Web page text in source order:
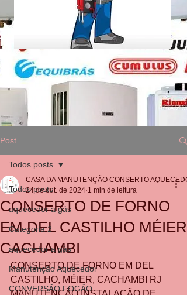
Post
Todos posts
aquecedor a gás
Categoria 2
aquecedor a gás
Manutenção Aquecedor
CONVERSÃO FOGÃO
Todos posts
CONSERTO DE FORNO
EM DEL CASTILHO MÉIER
CACHAMBI
CASA DA MANUTENÇÃO CONSERTO
24 de out. de 2024 1 min de leitura
CONSERTO DE FORNO EM DEL
CASTILHO, MÉIER, CACHAMBI RJ